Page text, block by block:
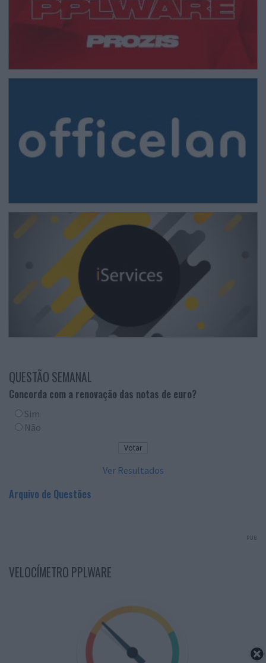
QUESTÃO SEMANAL
Concorda com a renovação das notas de euro?
Sim
Não
Ver Resultados
Arquivo de Questões
PUB
VELOCÍMETRO PPLWARE